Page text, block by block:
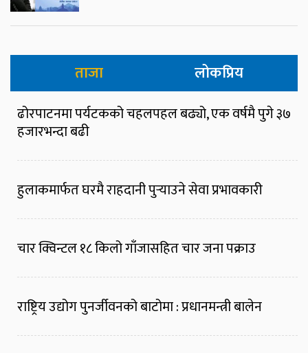
ताजा लोकप्रिय
ढोरपाटनमा पर्यटकको चहलपहल बढ्यो, एक वर्षमै पुगे ३७
हजारभन्दा बढी
हुलाकमार्फत घरमै राहदानी पुर्‍याउने सेवा प्रभावकारी
चार क्विन्टल १८ किलो गाँजासहित चार जना पक्राउ
राष्ट्रिय उद्योग पुनर्जीवनको बाटोमा : प्रधानमन्त्री बालेन